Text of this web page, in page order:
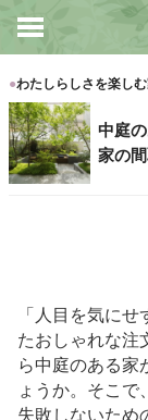
●わたしらしさを楽し
中庭
家の
「人目を気に
たおしゃれな注
ら中庭のある家
ょうか。そこで
失敗しないため